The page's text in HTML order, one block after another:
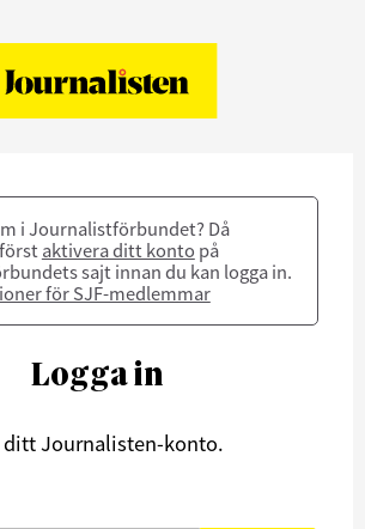
i Journalistförbundet? Då
aktivera ditt konto på
sajt innan du kan logga in.
för SJF-medlemmar
Logga in
ditt Journalisten-konto.